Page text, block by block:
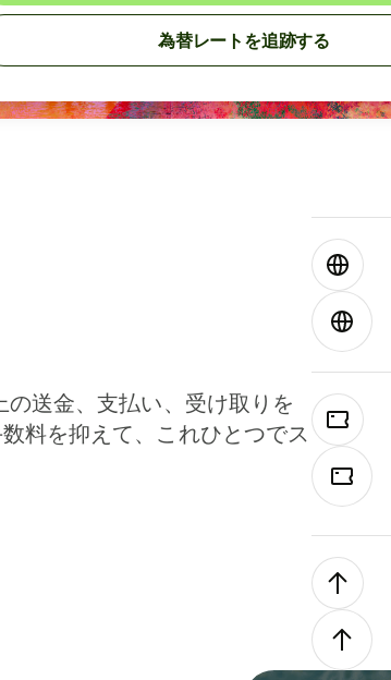
為替レートを追跡する
送金、支払い、受け取りを
料を抑えて、これひとつでス